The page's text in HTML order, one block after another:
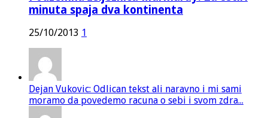
minuta spaja dva kontinenta
25/10/2013 1
Dejan Vukovic: Odlican tekst ali naravno i mi sami
moramo da povedemo racuna o sebi i svom zdra...